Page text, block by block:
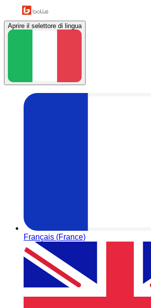
Aprire il selettore di lingua
Français (France)